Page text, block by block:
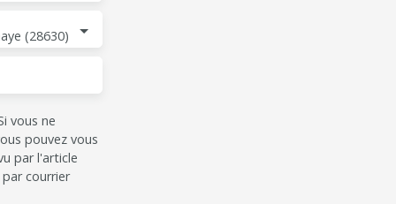
(28630)
vous ne
pouvez vous
par l'article
courrier